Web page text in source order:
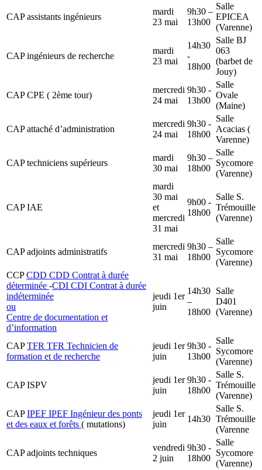
CAP assistants ingénieurs
mardi
23 mai
9h30 –
13h00
Salle
EPICEA
(Varenne)
CAP ingénieurs de recherche
mardi
23 mai
14h30
-
18h00
Salle BJ
063
(barbet de
Jouy)
CAP CPE ( 2ème tour)
mercredi
24 mai
9h30 -
13h00
Salle
Ovale
(Maine)
CAP attaché d’administration
mercredi
24 mai
9h30 -
18h00
Salle
Acacias (
Varenne)
CAP techniciens supérieurs
mardi
30 mai
9h30 –
18h00
Salle
Sycomore
(Varenne)
CAP IAE
mardi
30 mai
et
mercredi
31 mai
9h00 -
18h00
Salle S.
Trémouille
(Varenne)
CAP adjoints administratifs
mercredi
31 mai
9h30 –
18h00
Salle
Sycomore
(Varenne)
CCPCDD CDD Contrat à durée
déterminée -CDI CDI Contrat à durée
indéterminée
ou
Centre de documentation et
d’information
jeudi 1er
juin
14h30
–
18h00
Salle
D401
(Varenne)
CAPTFR TFR Technicien de
formation et de recherche
jeudi 1er
juin
9h30 -
13h00
Salle
Sycomore
(Varenne)
CAP ISPV
jeudi 1er
juin
9h30 -
18h00
Salle S.
Trémouille
(Varenne)
CAPIPEF IPEF Ingénieur des ponts
et des eaux et forêts ( mutations)
jeudi 1er
juin
14h30
Salle S.
Trémouille
(Varenne
CAP adjoints techniques
vendredi
2 juin
9h30 -
18h00
Salle
Sycomore
(Varenne)